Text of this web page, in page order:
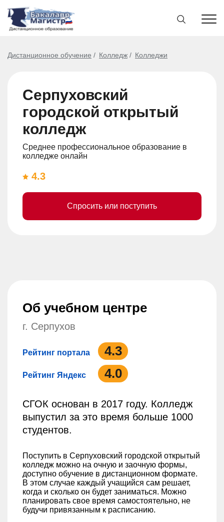
Дистанционное обучение Колледж Колледжи
Серпуховский
городской открытый
колледж
Среднее профессиональное образование в
колледже онлайн
4.3
Спросить или поступить
Об учебном центре
г. Серпухов
Рейтинг портала 4.3
Рейтинг Яндекс 4.0
СГОК основан в 2017 году. Колледж
выпустил за это время больше 1000
студентов.
Поступить в Серпуховский городской открытый
колледж можно на очную и заочную формы,
доступно обучение в дистанционном формате.
В этом случае каждый учащийся сам решает,
когда и сколько он будет заниматься. Можно
планировать свое время самостоятельно, не
будучи привязанным к расписанию.